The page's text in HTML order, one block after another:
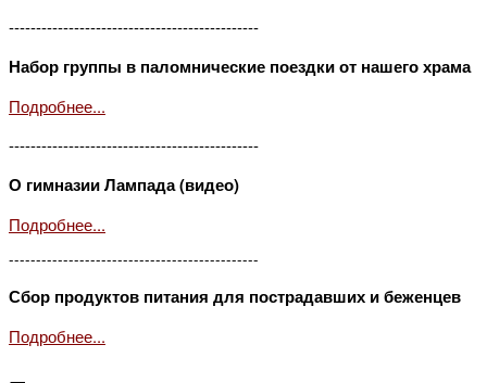
----------------------------------------------
Набор группы в паломнические поездки от нашего храма
Подробнее...
----------------------------------------------
О гимназии Лампада (видео)
Подробнее...
----------------------------------------------
Сбор продуктов питания для пострадавших и беженцев
Подробнее...